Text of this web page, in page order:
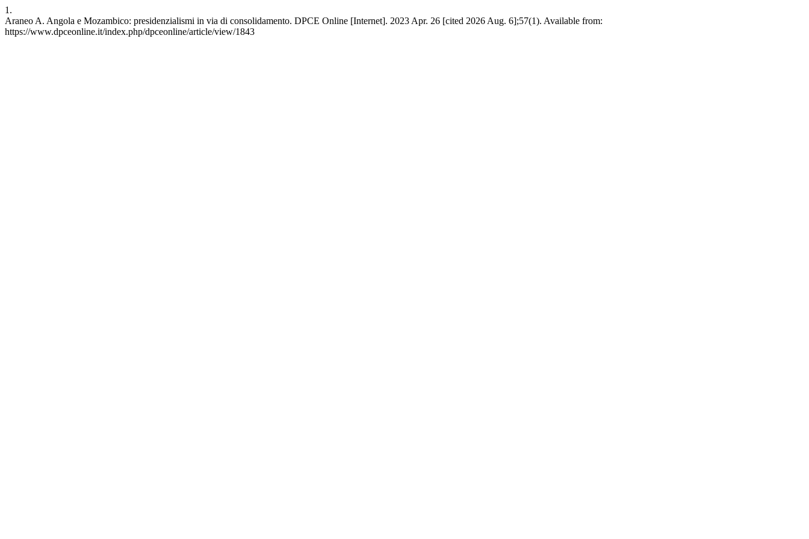
1.
Araneo A. Angola e Mozambico: presidenzialismi in via di consolidamento. DPCE Online [Internet]. 2023 Apr. 26 [cited 2026 Aug. 6];57(1). Available from:
https://www.dpceonline.it/index.php/dpceonline/article/view/1843